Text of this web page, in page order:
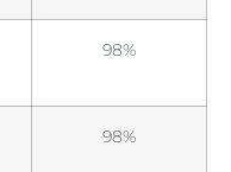
98%
98%